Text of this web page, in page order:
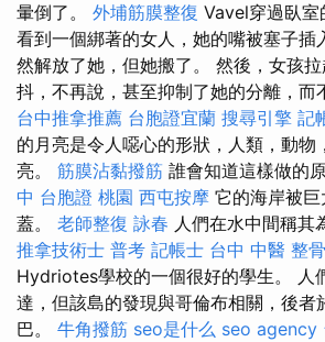
暈倒了。 外埔筋膜整復 Vavel穿過臥
看到一個綁著的女人，她的嘴被塞子插
然解放了她，但她搬了。 然後，女孩
抖，不再說，甚至抑制了她的分離，而
台中推拿推薦 台胞證宜蘭 搜尋引擎 記
的月亮是令人噁心的形狀，人類，動物
亮。 筋膜沾黏撥筋 誰會知道這樣做的
中 台胞證 桃園 西屯按摩 它的海岸被
蓋。 老師整復 詠春 人們在水中間稱其
推拿技術士 普考 記帳士 台中 中醫 整骨
Hydriotes學校的一個很好的學生。 人
達，但該島的發現與哥倫布相關，後者
巴。 牛角撥筋 seo是什么 seo agency